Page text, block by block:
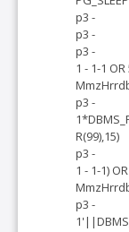
p3 -
p3 -
p3 -
1 - 1-1 OR
p3 -
R(99),15)
p3 -
1 - 1-1)
p3 -